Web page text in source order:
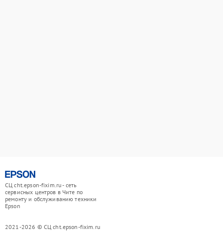
СЦ cht.epson-fixim.ru - сеть
сервисных центров в Чите по
ремонту и обслуживанию техники
Epson
2021-2026 © СЦ cht.epson-fixim.ru